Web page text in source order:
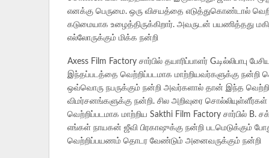
எனக்கு பெருமை. ஒரு விசயத்தை எடுத்துகொண்டால்
கடுமையாக உழைத்திருக்கிறார். அவருடன் பயணித்தது
எல்லோருக்கும் மிக்க நன்றி
Axess Film Factory சார்பில் தயாரிப்பாளர் G.டில்லிபாபு
இந்தப்படத்தை வெற்றிப்படமாக மாற்றியவர்களுக்கு
ஒவ்வொரு நபருக்கும் நன்றி அவர்களால் தான் இந்த வெற்றி
விமர்சனங்களுக்கு நன்றி. சில அறிவுரை
வெற்றிப்படமாக மாற்றிய Sakthi Film Factory சார்பில்
எங்கள் நாயகன் ஜீவி பிரகாஷுக்கு நன்றி படமெடுக்கும்
வெற்றிப்பயணம் தொடர வேண்டும் அனைவருக்கும் நன்றி